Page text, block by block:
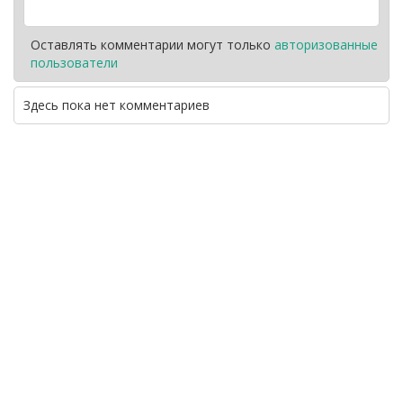
Оставлять комментарии могут только авторизованные
пользователи
Здесь пока нет комментариев